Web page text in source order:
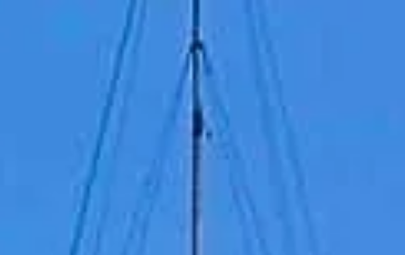
Jam buka kunjungan
Kamis, Agustus 6, 2026
Lungotevere Castello, 50, 00193 Roma, Italia